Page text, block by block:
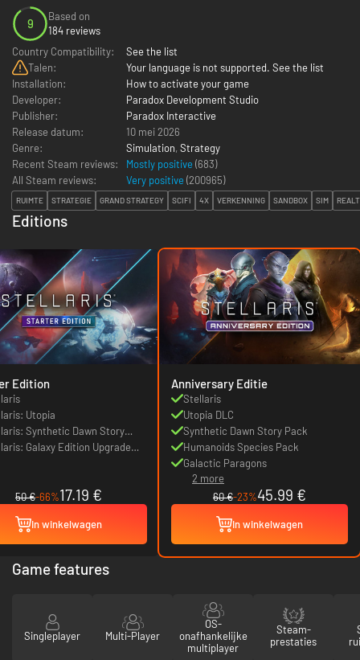
9
Based on
184 reviews
Country Compatibility:
See the list
Talen:
Your language is not supported. See the list
Installation:
How to activate your game
Developer:
Paradox Development Studio
Publisher:
Paradox Interactive
Release datum:
10 mei 2026
Genre:
Simulation, Strategy
Recent Steam reviews:
Mostly positive (683)
All Steam reviews:
Very positive (200965)
RUIMTE STRATEGIE GRAND STRATEGY SCIFI 4X VERKENNING SANDBOX SIM
Editions
Edition
Utopia
Synthetic Dawn Story
Galaxy Edition Upgrade
50 €-66%17.19 €
In winkelwagen
Anniversary Editie
Stellaris
Utopia DLC
Synthetic Dawn Story Pack
Humanoids Species Pack
Galactic Paragons
2 more
60 €-23%45.99 €
In winkelwagen
Game features
Singleplayer Multi-Player
OS-
onafhankelijke
multiplayer
Steam-
prestaties